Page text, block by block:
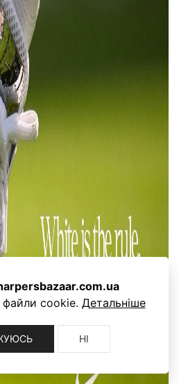
файли cookie. Детальніше
НІ